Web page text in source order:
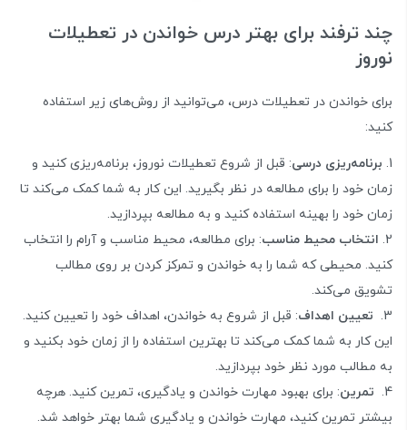
چند ترفند برای بهتر درس خواندن در تعطیلات
نوروز
برای خواندن در تعطیلات درس، می‌توانید از روش‌های زیر استفاده
کنید:
برنامه‌ریزی درسی: قبل از شروع تعطیلات نوروز، برنامه‌ریزی کنید و
زمان خود را برای مطالعه در نظر بگیرید. این کار به شما کمک می‌کند تا
زمان خود را بهینه استفاده کنید و به مطالعه بپردازید.
انتخاب محیط مناسب: برای مطالعه، محیط مناسب و آرام را انتخاب
کنید. محیطی که شما را به خواندن و تمرکز کردن بر روی مطالب
تشویق می‌کند.
تعیین اهداف: قبل از شروع به خواندن، اهداف خود را تعیین کنید.
این کار به شما کمک می‌کند تا بهترین استفاده را از زمان خود بکنید و
به مطالب مورد نظر خود بپردازید.
تمرین: برای بهبود مهارت خواندن و یادگیری، تمرین کنید. هرچه
بیشتر تمرین کنید، مهارت خواندن و یادگیری شما بهتر خواهد شد.